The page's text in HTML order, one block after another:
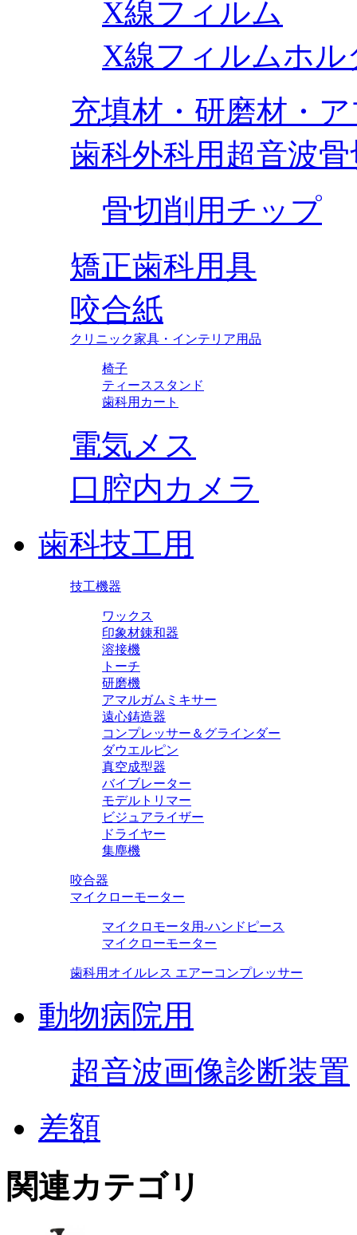
X線フィルム
X線フィルムホル
充填材・研磨材・
歯科外科用超音波
骨切削用チップ
矯正歯科用具
咬合紙
クリニック家具・インテリア用品
椅子
ティーススタンド
歯科用カート
電気メス
口腔内カメラ
歯科技工用
技工機器
ワックス
印象材錬和器
溶接機
トーチ
研磨機
アマルガムミキサー
遠心鋳造器
コンプレッサー＆グラインダー
ダウエルピン
真空成型器
バイブレーター
モデルトリマー
ビジュアライザー
ドライヤー
集塵機
咬合器
マイクローモーター
マイクロモータ用-ハンドピース
マイクローモーター
歯科用オイルレス エアーコンプレッサー
動物病院用
超音波画像診断装置
差額
関連カテゴリ